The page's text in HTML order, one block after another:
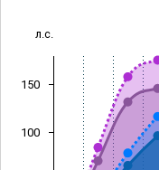
л.с.
100
150